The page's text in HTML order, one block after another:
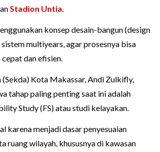
Stadion Untia.
konsep desain-bangun (design
multiyears, agar prosesnya bisa
dan efisien.
(Sekda) Kota Makassar, Andi Zulkifly,
tahap paling penting saat ini adalah
Study (FS) atau studi kelayakan.
karena menjadi dasar penyesuaian
ruang wilayah, khususnya di kawasan